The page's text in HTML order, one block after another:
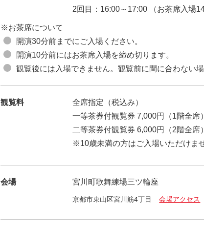
2回目：16:00～17:00 （お茶席入場
※お茶席について
開演30分前までにご入場ください。
開演10分前にはお茶席入場を締め切ります。
観覧後には入場できません。観覧前に間に合わない
観覧料
全席指定（税込み）
一等茶券付観覧券 7,000円（1階全席）
二等茶券付観覧券 6,000円（2階全席）
※10歳未満の方はご入場いただけま
会場 宮川町歌舞練場三ツ輪座
京都市東山区宮川筋4丁目 会場アクセス